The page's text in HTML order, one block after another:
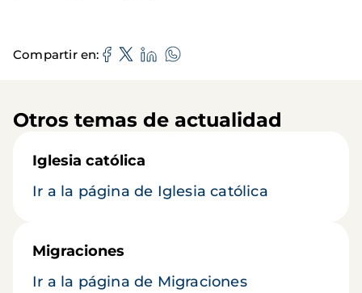
Compartir en
Otros temas de actualidad
Iglesia católica
Ir a la página de Iglesia católica
Migraciones
Ir a la página de Migraciones